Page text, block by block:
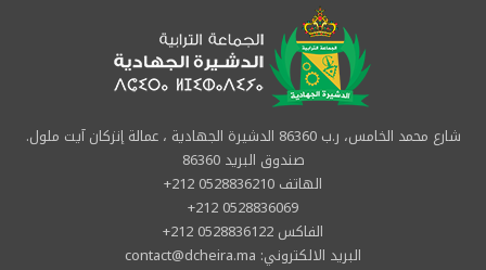
شارع محمد الخامس، ر.ب 86360 الدشيرة الجهادية ، عمالة إنزكان آيت ملول.
صندوق البريد 86360
الهاتف 0528836210 212+
0528836069 212+
الفاكس 0528836122 212+
البريد الالكتروني: contact@dcheira.ma